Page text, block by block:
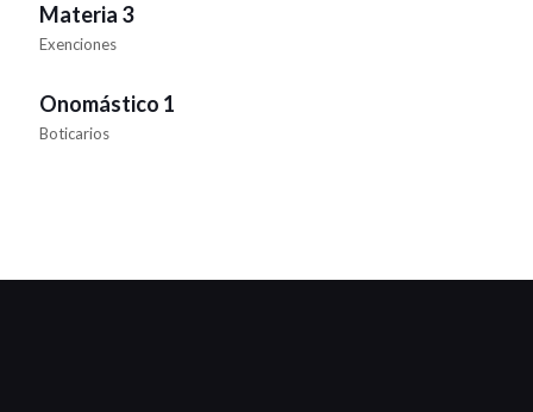
Materia 3
Exenciones
Onomástico 1
Boticarios